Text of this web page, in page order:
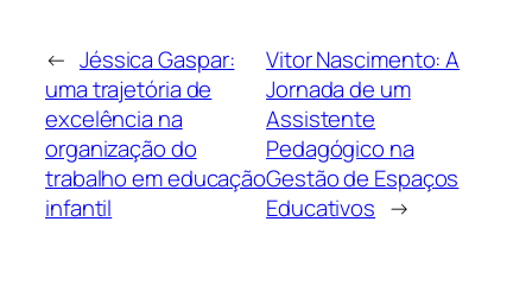
← Jéssica Gaspar:
uma trajetória de
excelência na
organização do
trabalho em educação
infantil
Vitor Nascimento: A
Jornada de um
Assistente
Pedagógico na
Gestão de Espaços
Educativos →